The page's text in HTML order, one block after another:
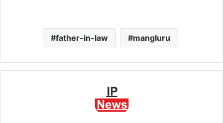
father-in-law mangluru